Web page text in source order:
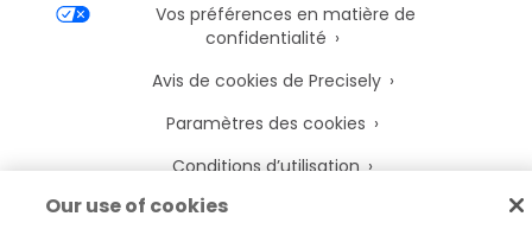
Vos préférences en matière de
confidentialité
Avis de cookies de Precisely
Paramètres des cookies
Conditions d’utilisation
Marques déposées
Our use of cookies